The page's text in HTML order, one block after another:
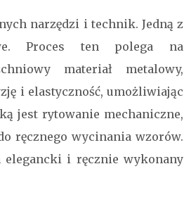
narzędzi i technik. Jedną z
Proces ten polega na
materiał metalowy,
i elastyczność, umożliwiając
jest rytowanie mechaniczne,
ręcznego wycinania wzorów.
elegancki i ręcznie wykonany